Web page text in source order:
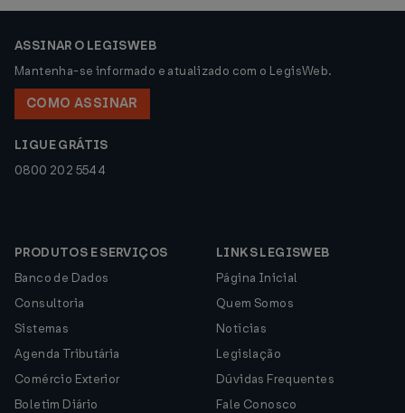
ASSINAR O LEGISWEB
Mantenha-se informado e atualizado com o LegisWeb.
COMO ASSINAR
LIGUE GRÁTIS
0800 202 5544
PRODUTOS E SERVIÇOS
Banco de Dados
Consultoria
Sistemas
Agenda Tributária
Comércio Exterior
Boletim Diário
LINKS LEGISWEB
Página Inicial
Quem Somos
Notícias
Legislação
Dúvidas Frequentes
Fale Conosco